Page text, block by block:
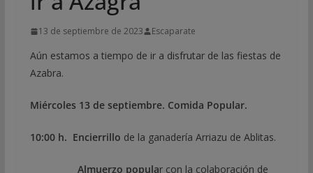
13 de septiembre de 2023 Escaparate
Aún estamos a tiempo de ir a disfrutar de las fiestas de
Azabra.
Miércoles 13 de septiembre. Comida Popular.
10:00 h. Encierrillo de la ganadería Arriazu de Ablitas.
Almuerzo popular con la colaboración de